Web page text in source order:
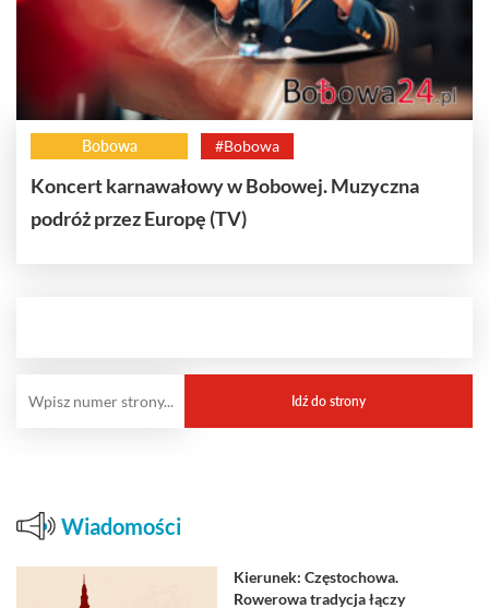
Bobowa #Bobowa
Koncert karnawałowy w Bobowej. Muzyczna
podróż przez Europę (TV)
Wiadomości
Kierunek: Częstochowa.
Rowerowa tradycja łączy